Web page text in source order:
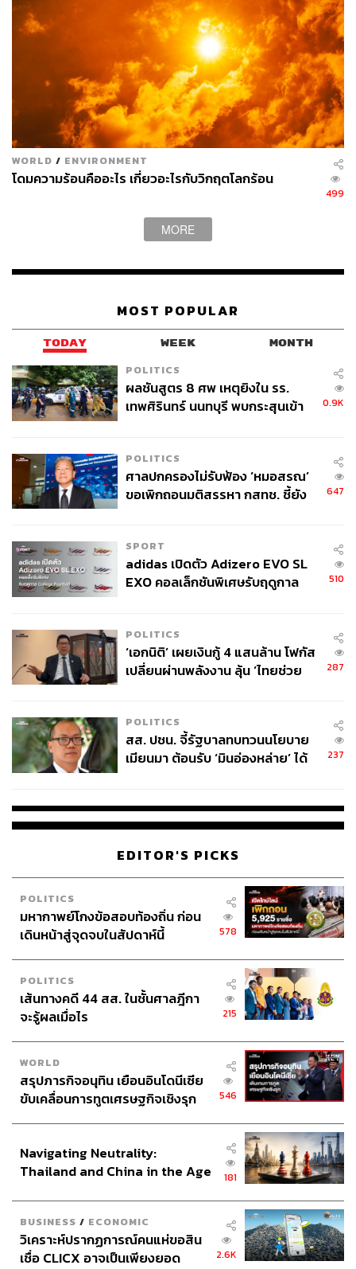
WORLD / ENVIRONMENT
โดมความร้อนคืออะไร เกี่ยวอะไรกับวิกฤตโลกร้อน
499
MORE
MOST POPULAR
TODAY WEEK MONTH
POLITICS
ผลชันสูตร 8 ศพ เหตุยิงใน รร.
เทพศิรินทร์ นนทบุรี พบกระสุนเข้า
0.9K
POLITICS
ศาลปกครองไม่รับฟ้อง ‘หมอสรณ’
ขอเพิกถอนมติสรรหา กสทช. ชี้ยัง
647
SPORT
adidas เปิดตัว Adizero EVO SL
EXO คอลเล็กชันพิเศษรับฤดูกาล
510
POLITICS
‘เอกนิติ’ เผยเงินกู้ 4 แสนล้าน โฟกัส
เปลี่ยนผ่านพลังงาน ลุ้น ‘ไทยช่วย
287
POLITICS
สส. ปชน. จี้รัฐบาลทบทวนนโยบาย
เมียนมา ต้อนรับ ‘มินอ่องหล่าย’ ได้
237
EDITOR'S PICKS
POLITICS
มหากาพย์โกงข้อสอบท้องถิ่น ก่อน
เดินหน้าสู่จุดจบในสัปดาห์นี้
578
POLITICS
เส้นทางคดี 44 สส. ในชั้นศาลฎีกา
จะรู้ผลเมื่อไร
215
WORLD
สรุปภารกิจอนุทิน เยือนอินโดนีเซีย
ขับเคลื่อนการทูตเศรษฐกิจเชิงรุก
546
Navigating Neutrality:
Thailand and China in the Age
181
BUSINESS / ECONOMIC
วิเคราะห์ปรากฏการณ์คนแห่ขอสิน
เชื่อ CLICX อาจเป็นเพียงยอด
2.6K